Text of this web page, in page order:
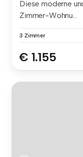
Diese moderne
Zimmer-Wohnu...
3 Zimmer
€ 1.155